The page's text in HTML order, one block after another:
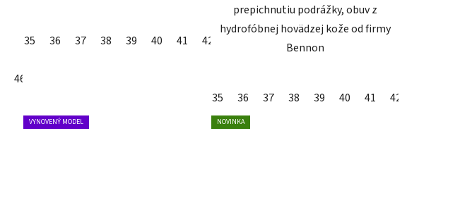
46
35 36 37 38 39 40 41 42 45
prepichnutiu podrážky, obuv z
hydrofóbnej hovädzej kože od firmy
Bennon
35 36 37 38 39 40 41 42
VYNOVENÝ MODEL NOVINKA